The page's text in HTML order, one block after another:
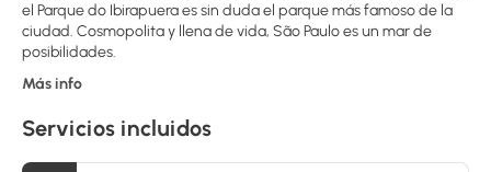
el Parque do Ibirapuera es sin duda el parque más famoso de la
ciudad. Cosmopolita y llena de vida, São Paulo es un mar de
posibilidades.
Más info
Servicios incluidos